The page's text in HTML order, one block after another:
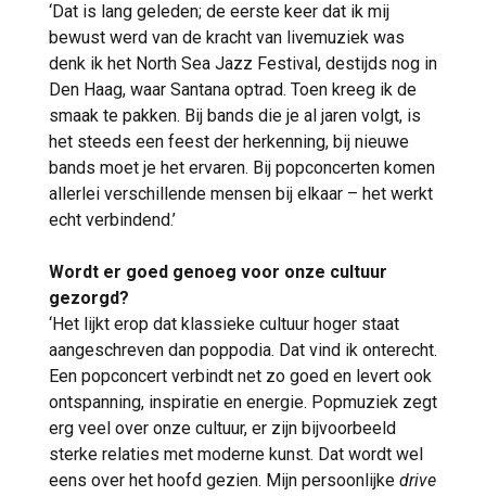
‘Dat is lang geleden; de eerste keer dat ik mij
bewust werd van de kracht van livemuziek was
denk ik het North Sea Jazz Festival, destijds nog in
Den Haag, waar Santana optrad. Toen kreeg ik de
smaak te pakken. Bij bands die je al jaren volgt, is
het steeds een feest der herkenning, bij nieuwe
bands moet je het ervaren. Bij popconcerten komen
allerlei verschillende mensen bij elkaar – het werkt
echt verbindend.’
Wordt er goed genoeg voor onze cultuur
gezorgd?
‘Het lijkt erop dat klassieke cultuur hoger staat
aangeschreven dan poppodia. Dat vind ik onterecht.
Een popconcert verbindt net zo goed en levert ook
ontspanning, inspiratie en energie. Popmuziek zegt
erg veel over onze cultuur, er zijn bijvoorbeeld
sterke relaties met moderne kunst. Dat wordt wel
eens over het hoofd gezien. Mijn persoonlijke drive